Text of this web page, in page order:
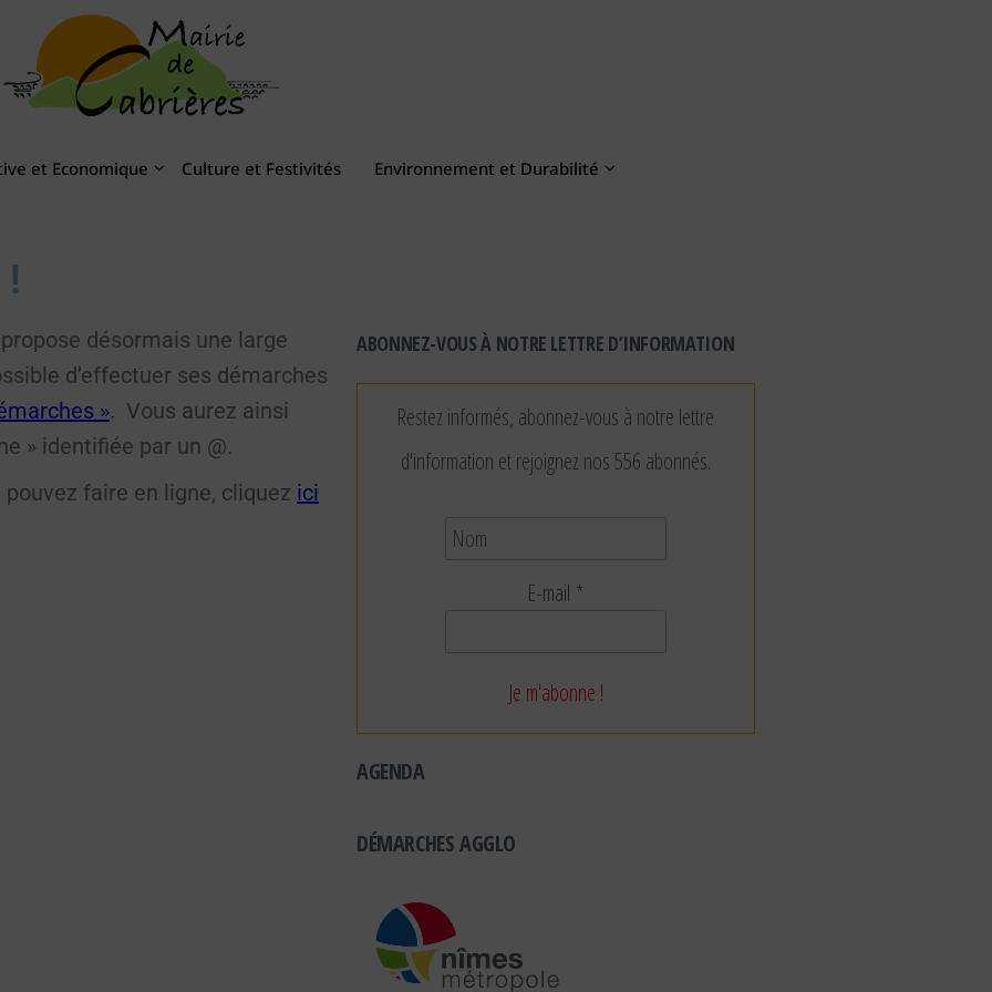
et Economique Culture et Festivités Environnement et Durabilité
désormais une large
d’effectuer ses démarches
». Vous aurez ainsi
» identifiée par un @.
faire en ligne, cliquez ici
ABONNEZ-VOUS À NOTRE LETTRE D’INFORMATION
Restez informés, abonnez-vous à notre lettre
d'information et rejoignez nos 556 abonnés.
E-mail *
AGENDA
DÉMARCHES AGGLO